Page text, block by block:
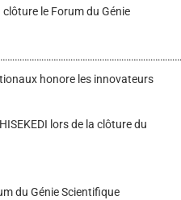
clôture le Forum du Génie
honore les innovateurs
lors de la clôture du
du Génie Scientifique